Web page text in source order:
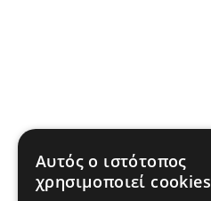
Αυτός ο ιστότοπος
χρησιμοποιεί cookies